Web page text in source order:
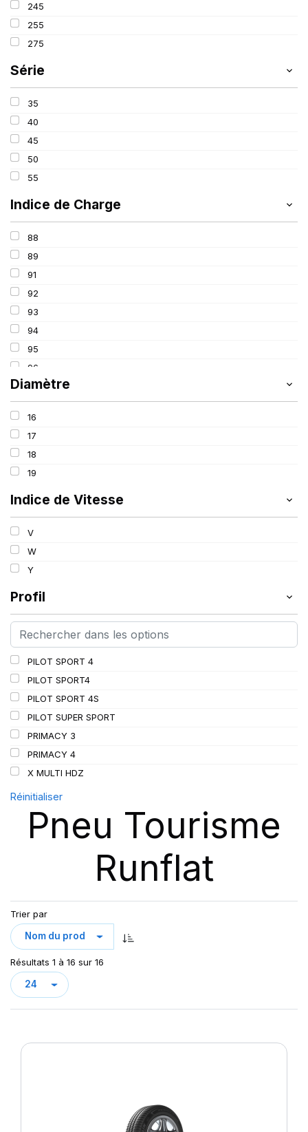
245
255
275
Série
35
40
45
50
55
Indice de Charge
88
89
91
92
93
94
95
96
97
98
100
Diamètre
16
17
18
19
Indice de Vitesse
V
W
Y
Profil
PILOT SPORT 4
PILOT SPORT4
PILOT SPORT 4S
PILOT SUPER SPORT
PRIMACY 3
PRIMACY 4
X MULTI HDZ
Réinitialiser
Pneu Tourisme
Runflat
Trier par
Résultats 1 à 16 sur 16